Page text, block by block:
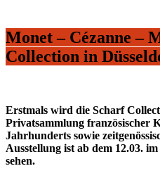
Monet – Cézanne –
Collection in
Erstmals wird die Scharf
Privatsammlung französischer
Jahrhunderts sowie
Ausstellung ist ab dem 12.03.
sehen.